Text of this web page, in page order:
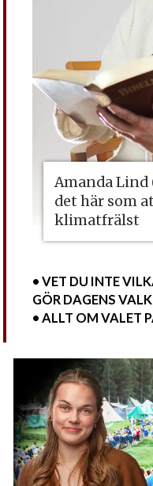
Amanda Lind
det här som
klimatfrälst
• VET DU INTE
GÖR DAGENS
• ALLT OM VALET